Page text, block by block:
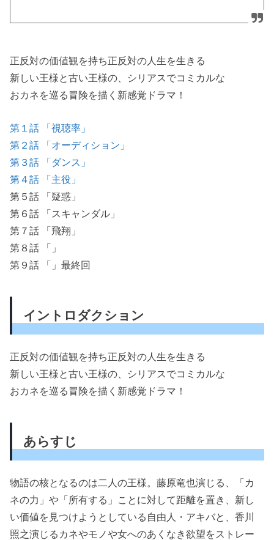
正反対の価値観を持ち正反対の人生を生きる
新しい王様と古い王様の、シリアスでコミカルな
おカネを巡る冒険を描く新感覚ドラマ！
第１話 「視聴率」
第２話 「オーディション」
第３話 「ダンス」
第４話 「主役」
第５話 「疑惑」
第６話 「スキャンダル」
第７話 「飛翔」
第８話 「」
第９話 「」最終回
イントロダクション
正反対の価値観を持ち正反対の人生を生きる
新しい王様と古い王様の、シリアスでコミカルな
おカネを巡る冒険を描く新感覚ドラマ！
あらすじ
物語の核となるのは二人の王様。藤原竜也演じる、「カ
ネの力」や「所有する」ことに対して距離を置き、新し
い価値を見つけようとしている自由人・アキバと、香川
照之演じるカネやモノや女へのあくなき欲望をストレー